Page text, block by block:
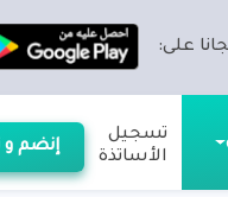
على:
تسجيل
الأساتذة
إنضم و